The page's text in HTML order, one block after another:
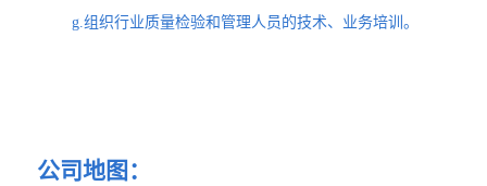
g.组织行业质量检验和管理人员的技术、业务培训。
公司地图：